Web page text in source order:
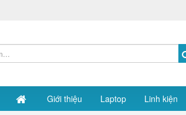
Giới thiệu Laptop Linh kiện